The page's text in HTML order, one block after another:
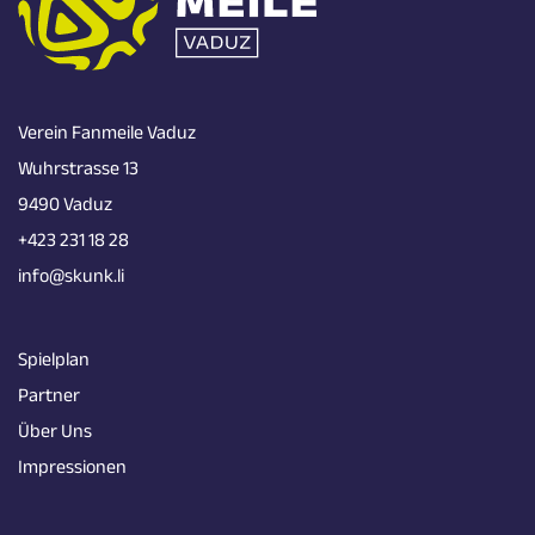
Verein Fanmeile Vaduz
Wuhrstrasse 13
9490 Vaduz
+423 231 18 28
info@skunk.li
Spielplan
Partner
Über Uns
Impressionen